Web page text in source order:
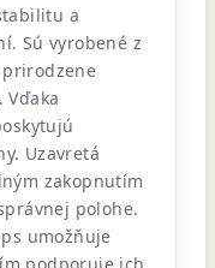
a
Sú vyrobené z
Uzavretá
zakopnutím
polohe.
umožňuje